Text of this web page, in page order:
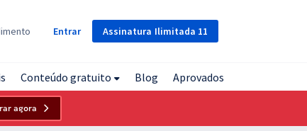
Assinatura Ilimitada 11
Entrar
Conteúdo gratuito Blog Aprovados
agora